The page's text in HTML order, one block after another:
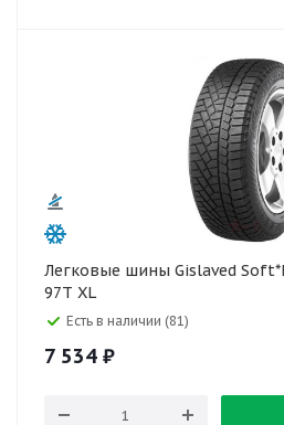
Легковые шины Gislaved
97T XL
Есть в наличии (81)
7 534 ₽